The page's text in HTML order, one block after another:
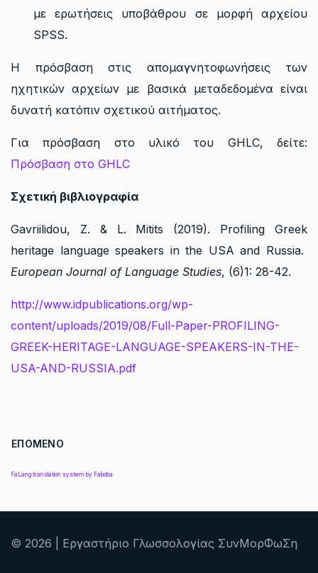
με ερωτήσεις υποβάθρου σε μορφή αρχείου
SPSS.
Η πρόσβαση στις απομαγνητοφωνήσεις των
ηχητικών αρχείων με βασικά μεταδεδομένα είναι
δυνατή κατόπιν σχετικού αιτήματος.
Για πρόσβαση στο υλικό του GHLC, δείτε:
Πρόσβαση στο GHLC
Σχετική βιβλιογραφία
Gavriilidou, Z. & L. Mitits (2019). Profiling Greek
heritage language speakers in the USA and Russia.
European Journal of Language Studies, (6)1: 28-42.
http://www.idpublications.org/wp-
content/uploads/2019/08/Full-Paper-PROFILING-
GREEK-HERITAGE-LANGUAGE-SPEAKERS-IN-THE-
USA-AND-RUSSIA.pdf
ΕΠΌΜΕΝΟ ΆΡΘΡΟ: ΠΡΌΣΒΑΣΗ ΣΤΟ GHLC
ΕΠΌΜΕΝΟ
FaLang translation system by Faboba
© 2026 | Εργαστήριο Γλωσσολογίας ΣυνΜορΦωΣη